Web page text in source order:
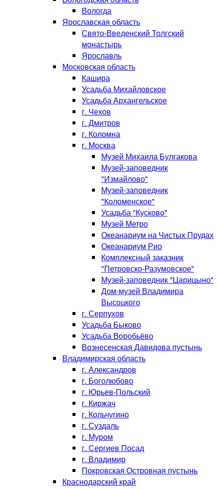
Вологда
Ярославская область
Свято-Введенский Толгский
монастырь
Ярославль
Московская область
Кашира
Усадьба Михайловское
Усадьба Архангельское
г. Чехов
г. Дмитров
г. Коломна
г. Москва
Музей Михаила Булгакова
Музей-заповедник
"Измайлово"
Музей-заповедник
"Коломенское"
Усадьба "Кусково"
Музей Метро
Океанариум на Чистых Прудах
Океанариум Рио
Комплексный заказник
"Петровско-Разумовское"
Музей-заповедник "Царицыно"
Дом-музей Владимира
Высоцкого
г. Серпухов
Усадьба Быково
Усадьба Воробьёво
Вознесенская Давидова пустынь
Владимирская область
г. Александров
г. Боголюбово
г. Юрьев-Польский
г. Киржач
г. Кольчугино
г. Суздаль
г. Муром
г. Сергиев Посад
г. Владимир
Покровская Островная пустынь
Краснодарский край